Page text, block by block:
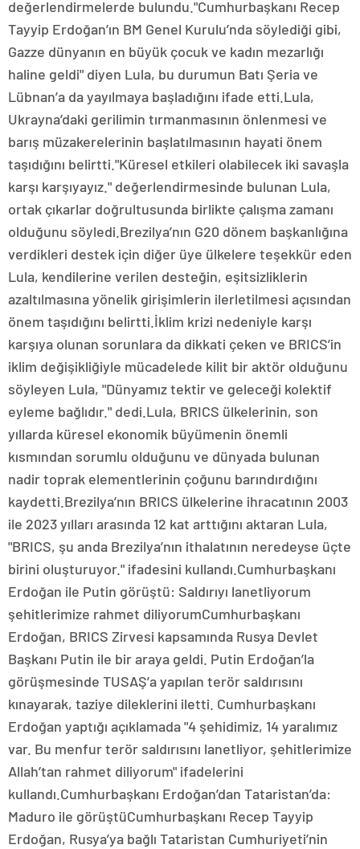
değerlendirmelerde bulundu."Cumhurbaşkanı Recep
Tayyip Erdoğan’ın BM Genel Kurulu’nda söylediği gibi,
Gazze dünyanın en büyük çocuk ve kadın mezarlığı
haline geldi" diyen Lula, bu durumun Batı Şeria ve
Lübnan’a da yayılmaya başladığını ifade etti.Lula,
Ukrayna’daki gerilimin tırmanmasının önlenmesi ve
barış müzakerelerinin başlatılmasının hayati önem
taşıdığını belirtti."Küresel etkileri olabilecek iki savaşla
karşı karşıyayız." değerlendirmesinde bulunan Lula,
ortak çıkarlar doğrultusunda birlikte çalışma zamanı
olduğunu söyledi.Brezilya’nın G20 dönem başkanlığına
verdikleri destek için diğer üye ülkelere teşekkür eden
Lula, kendilerine verilen desteğin, eşitsizliklerin
azaltılmasına yönelik girişimlerin ilerletilmesi açısından
önem taşıdığını belirtti.İklim krizi nedeniyle karşı
karşıya olunan sorunlara da dikkati çeken ve BRICS’in
iklim değişikliğiyle mücadelede kilit bir aktör olduğunu
söyleyen Lula, "Dünyamız tektir ve geleceği kolektif
eyleme bağlıdır." dedi.Lula, BRICS ülkelerinin, son
yıllarda küresel ekonomik büyümenin önemli
kısmından sorumlu olduğunu ve dünyada bulunan
nadir toprak elementlerinin çoğunu barındırdığını
kaydetti.Brezilya’nın BRICS ülkelerine ihracatının 2003
ile 2023 yılları arasında 12 kat arttığını aktaran Lula,
"BRICS, şu anda Brezilya’nın ithalatının neredeyse üçte
birini oluşturuyor." ifadesini kullandı.Cumhurbaşkanı
Erdoğan ile Putin görüştü: Saldırıyı lanetliyorum
şehitlerimize rahmet diliyorumCumhurbaşkanı
Erdoğan, BRICS Zirvesi kapsamında Rusya Devlet
Başkanı Putin ile bir araya geldi. Putin Erdoğan’la
görüşmesinde TUSAŞ’a yapılan terör saldırısını
kınayarak, taziye dileklerini iletti. Cumhurbaşkanı
Erdoğan yaptığı açıklamada "4 şehidimiz, 14 yaralımız
var. Bu menfur terör saldırısını lanetliyor, şehitlerimize
Allah’tan rahmet diliyorum" ifadelerini
kullandı.Cumhurbaşkanı Erdoğan’dan Tataristan’da:
Maduro ile görüştüCumhurbaşkanı Recep Tayyip
Erdoğan, Rusya’ya bağlı Tataristan Cumhuriyeti’nin